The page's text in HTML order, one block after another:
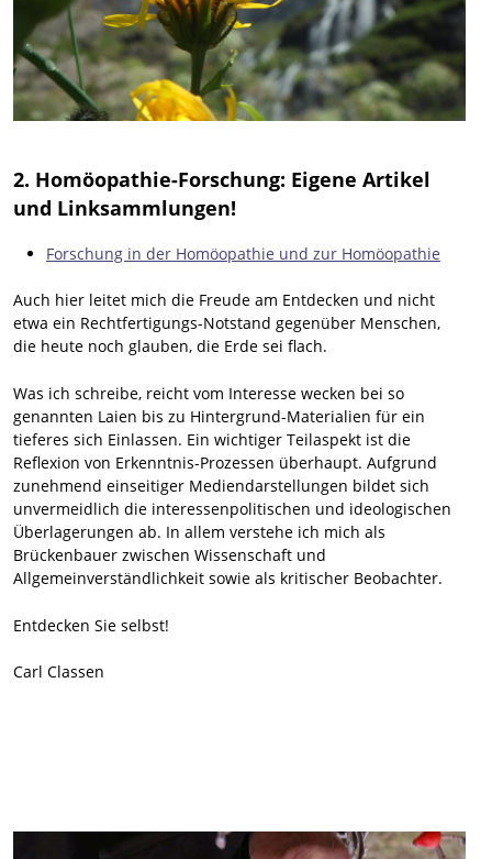
2. Homöopathie-Forschung: Eigene Artikel
und Linksammlungen!
Forschung in der Homöopathie und zur Homöopathie
Auch hier leitet mich die Freude am Entdecken und nicht
etwa ein Rechtfertigungs-Notstand gegenüber Menschen,
die heute noch glauben, die Erde sei flach.
Was ich schreibe, reicht vom Interesse wecken bei so
genannten Laien bis zu Hintergrund-Materialien für ein
tieferes sich Einlassen. Ein wichtiger Teilaspekt ist die
Reflexion von Erkenntnis-Prozessen überhaupt. Aufgrund
zunehmend einseitiger Mediendarstellungen bildet sich
unvermeidlich die interessenpolitischen und ideologischen
Überlagerungen ab. In allem verstehe ich mich als
Brückenbauer zwischen Wissenschaft und
Allgemeinverständlichkeit sowie als kritischer Beobachter.
Entdecken Sie selbst!
Carl Classen